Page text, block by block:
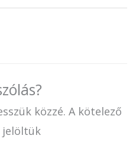
közzé. A kötelező
jelöltük